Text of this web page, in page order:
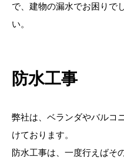
で、建物の漏水でお困りで
い。
防水工事
弊社は、ベランダやバルコ
けております。
防水工事は、一度行えばそ